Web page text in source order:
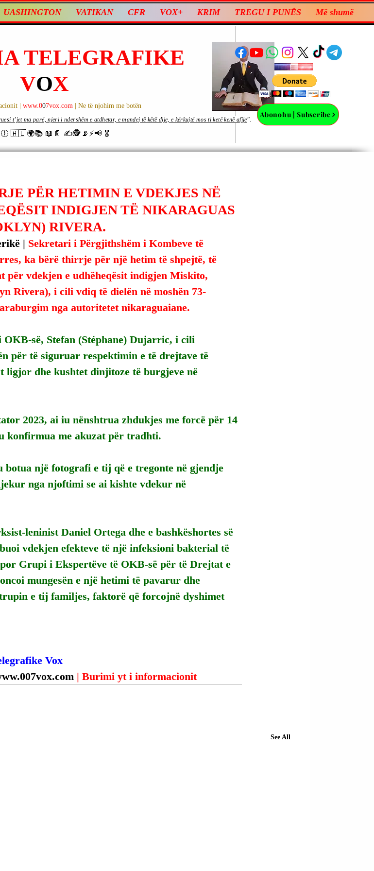
UASHINGTON VATIKAN CFR VOX+ KRIM TREGU I PUNËS Më shumë
TELEGRAFIKE
VOX
| www.007vox.com | Ne të njohim me botën
🕕 🇦🇱🌍📚 📖📄 ✍🕵️📡⚡️📢 🎖
Abonohu | Subscribe
t’jet ma parë, njeri i ndershëm e atdhetar, e mandej të këtë dije, e kërkujtë mos ti ketë kenë afije”.
PËR HETIMIN E VDEKJES NË
INDIGJEN TË NIKARAGUAS
RIVERA.
| Sekretari i Përgjithshëm i Kombeve të
ka bërë thirrje për një hetim të shpejtë, të
për vdekjen e udhëheqësit indigjen Miskito,
Rivera), i cili vdiq të dielën në moshën 73-
nga autoritetet nikaraguaiane.
OKB-së, Stefan (Stéphane) Dujarric, i cili
për të siguruar respektimin e të drejtave të
dhe kushtet dinjitoze të burgjeve në
2023, ai iu nënshtrua zhdukjes me forcë për 14
konfirmua me akuzat për tradhti.
botua një fotografi e tij që e tregonte në gjendje
nga njoftimi se ai kishte vdekur në
leninist Daniel Ortega dhe e bashkëshortes së
vdekjen efekteve të një infeksioni bakterial të
Grupi i Ekspertëve të OKB-së për të Drejtat e
mungesën e një hetimi të pavarur dhe
e tij familjes, faktorë që forcojnë dyshimet
Vox
| Burimi yt i informacionit
See All